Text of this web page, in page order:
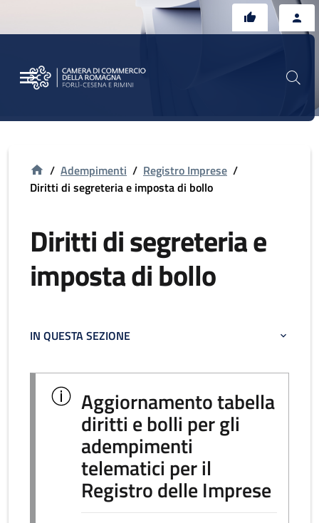
/ Adempimenti / Registro Imprese /
Diritti di segreteria e imposta di bollo
Diritti di segreteria e
imposta di bollo
IN QUESTA SEZIONE
Aggiornamento tabella
diritti e bolli per gli
adempimenti
telematici per il
Registro delle Imprese